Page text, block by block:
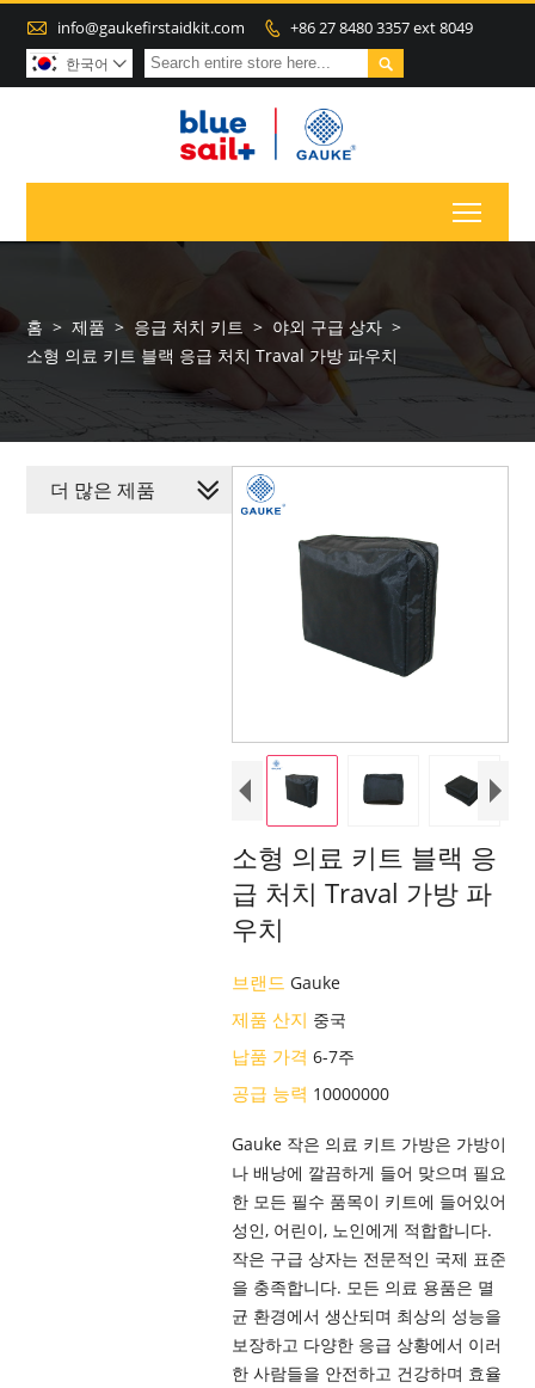
 info@gaukefirstaidkit.com  +86 27 8480 3357 ext 8049

한국어 
홈 > 제품 > 응급 처치 키트 > 야외 구급 상자 >
소형 의료 키트 블랙 응급 처치 Traval 가방 파우치
소형 의료 키트 블랙 응
급 처치 Traval 가방 파
우치
브랜드 Gauke
제품 산지 중국
납품 가격 6-7주
공급 능력 10000000
Gauke 작은 의료 키트 가방은 가방이
나 배낭에 깔끔하게 들어 맞으며 필요
한 모든 필수 품목이 키트에 들어있어
성인, 어린이, 노인에게 적합합니다.
작은 구급 상자는 전문적인 국제 표준
을 충족합니다. 모든 의료 용품은 멸
균 환경에서 생산되며 최상의 성능을
보장하고 다양한 응급 상황에서 이러
한 사람들을 안전하고 건강하며 효율
더 많은 제품